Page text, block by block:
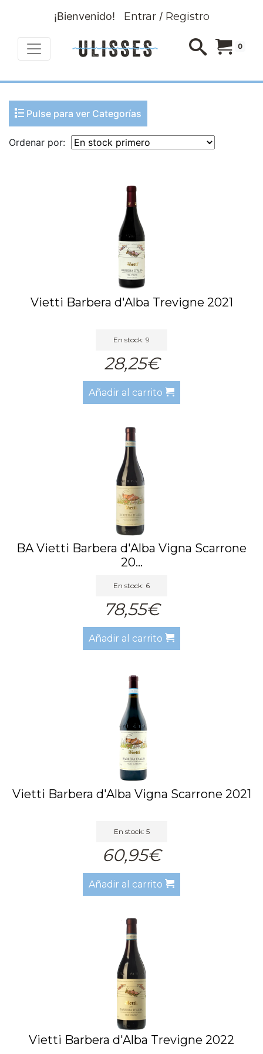
¡Bienvenido! Entrar/ Registro
0
Pulse para ver Categorías
Ordenar por:
Vietti Barbera d'Alba Trevigne 2021
En stock: 9
28,25€
Añadir al carrito
BA Vietti Barbera d'Alba Vigna Scarrone
20...
En stock: 6
78,55€
Añadir al carrito
Vietti Barbera d'Alba Vigna Scarrone 2021
En stock: 5
60,95€
Añadir al carrito
Vietti Barbera d'Alba Trevigne 2022